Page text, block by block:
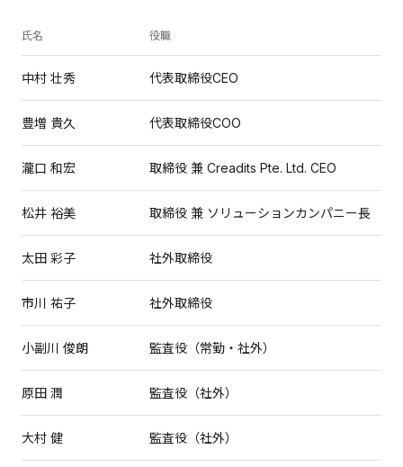
氏名 役職
中村 壮秀 代表取締役CEO
豊増 貴久 代表取締役COO
瀧口 和宏 取締役 兼 Creadits Pte. Ltd. CEO
松井 裕美 取締役 兼 ソリューションカンパニー長
太田 彩子 社外取締役
市川 祐子 社外取締役
小副川 俊朗 監査役（常勤・社外）
原田 潤 監査役（社外）
大村 健 監査役（社外）